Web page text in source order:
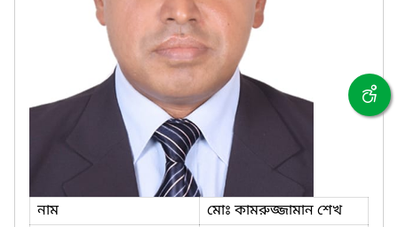
নাম
মোঃ কামরুজ্জামান শেখ